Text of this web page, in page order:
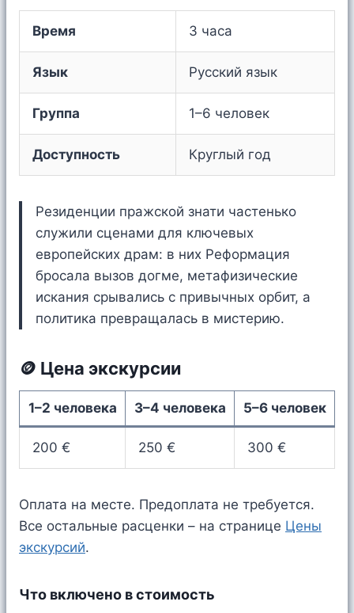
Время 3 часа
Язык Русский язык
Группа 1–6 человек
Доступность Круглый год
Резиденции пражской знати частенько
служили сценами для ключевых
европейских драм: в них Реформация
бросала вызов догме, метафизические
искания срывались с привычных орбит, а
политика превращалась в мистерию.
🪙 Цена экскурсии
1–2 человека 3–4 человека 5–6 человек
200 € 250 € 300 €
Оплата на месте. Предоплата не требуется.
Все остальные расценки – на странице Цены
экскурсий.
Что включено в стоимость